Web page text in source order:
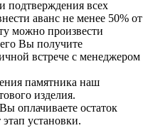
подтверждения всех
аванс не менее 50% от
можно произвести
Вы получите
встрече с менеджером
памятника наш
изделия.
оплачиваете остаток
установки.